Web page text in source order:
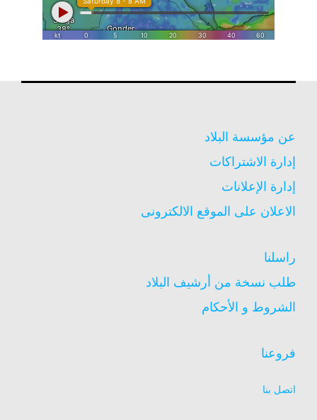
عن مؤسسة البلاد
إدارة الاشتراكات
إدارة الإعلانات
الاعلان على الموقع الالكترونى
راسلنا
طلب نسخة من أرشيف البلاد
الشروط و الأحكام
فروعنا
اتصل بنا